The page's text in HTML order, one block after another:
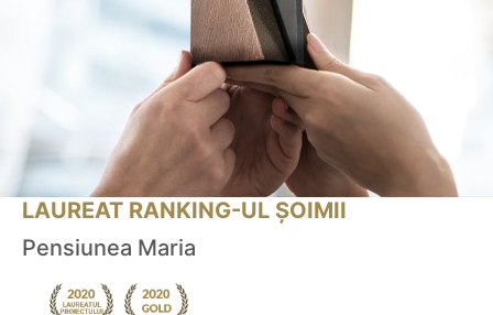
LAUREAT RANKING-UL ȘOIMII
Pensiunea Maria